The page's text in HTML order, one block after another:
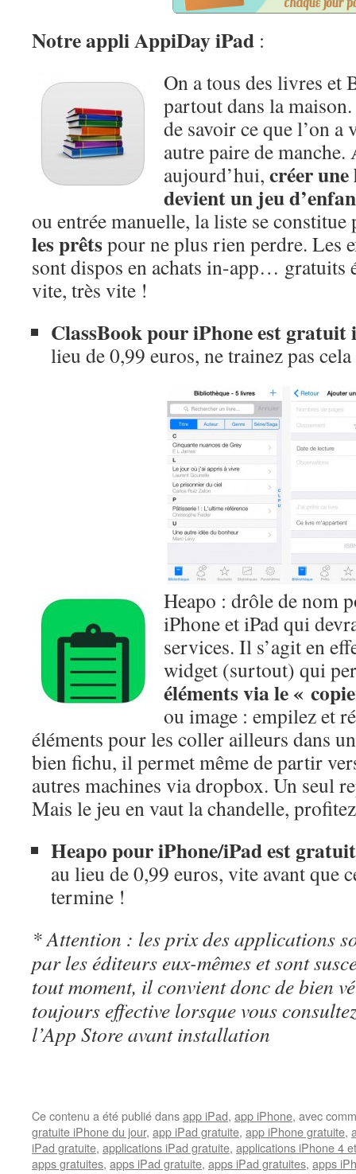
Notre appli AppiDay iPad :
On a tous des livres et
partout dans la
de savoir ce que l’on a
autre paire de manche.
aujourd’hui, créer une
devient un jeu
ou entrée manuelle, la liste se constitue
les prêtspour ne plus rien perdre. Les
sont dispos en achats in-app… gratuits
vite, très vite !
ClassBook pour iPhone est
lieu de 0,99 euros, ne trainez pas
Heapo : drôle de nom
iPhone et iPad qui
services. Il s’agit en
widget (surtout) qui
éléments via le «
ou image : empilez et
éléments pour les coller ailleurs dans
bien fichu, il permet même de partir
autres machines via dropbox. Un seul
Mais le jeu en vaut la chandelle,
Heapo pour iPhone/iPad est
au lieu de 0,99 euros, vite avant que
termine !
* Attention : les prix des applications
par les éditeurs eux-mêmes et sont
tout moment, il convient donc de bien
toujours effective lorsque vous
l’App Store avant installation
Ce contenu a été publié dansapp iPad, app iPhone, avec
gratuite iPhone du jour, app iPad gratuite, app iPhone gratuite,
iPad gratuite, applications iPad gratuite, applications iPhone 4
apps gratuites, apps iPad gratuite, apps iPad gratuites, apps